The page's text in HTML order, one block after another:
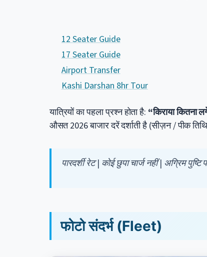
12 Seater Guide
17 Seater Guide
Airport Transfer
Kashi Darshan 8hr Tour
यात्रियों का पहला प्रश्न होता है: “किराया कितना
औसत 2026 बाजार दरें दर्शाती है (सीज़न / पीक
पारदर्शी रेट | कोई छुपा चार्ज नहीं | अग्रिम
फोटो संदर्भ (Fleet)